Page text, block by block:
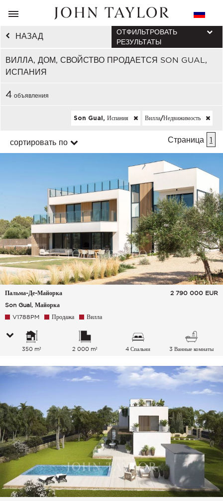
НАЗАД
ВИЛЛА, ДОМ, СВОЙСТВО ПРОДАЕТСЯ SON GUAL,
ИСПАНИЯ
ОТФИЛЬТРОВАТЬ
РЕЗУЛЬТАТЫ
4 объявления
Son Gual, Испания Вилла/недвижимость
сортировать по Страница 1
Пальма-Де-Майорка
Son Gual, Майорка
2 790 000 EUR
V1788PM Продажа Вилла
350 m² 2 000 m² 4 Спальни 3 Ванные комнаты